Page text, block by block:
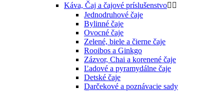
Káva, Čaj a čajové príslušenstvo 
Jednodruhové čaje
Bylinné čaje
Ovocné čaje
Zelené, biele a čierne čaje
Rooibos a Ginkgo
Zázvor, Chai a korenené čaje
Ľadové a pyramydálne čaje
Detské čaje
Darčekové a poznávacie sady